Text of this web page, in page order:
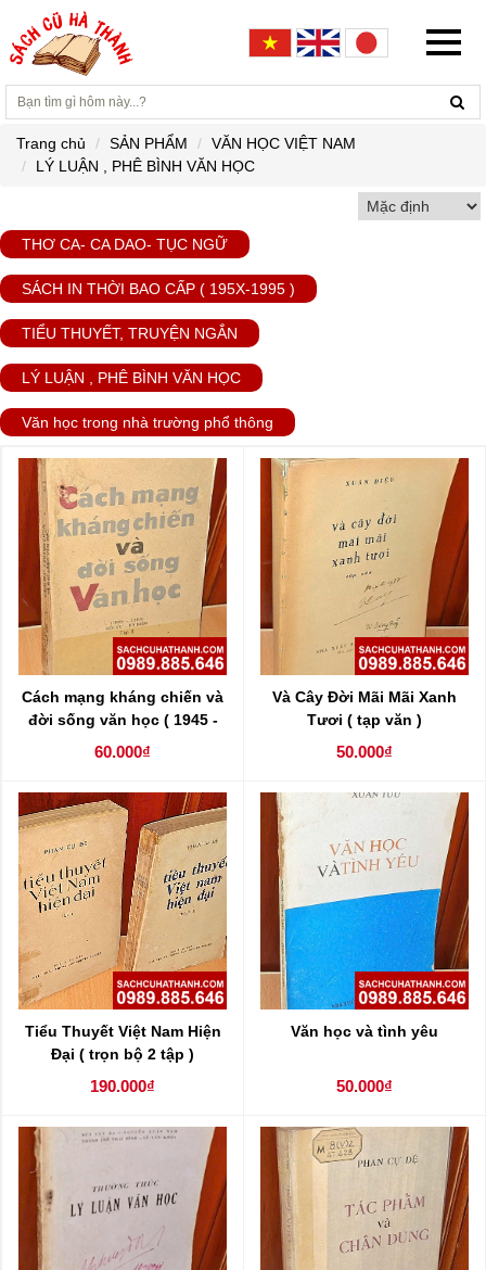
Trang chủ SẢN PHẨM
VĂN HỌC VIỆT NAM
LÝ LUẬN , PHÊ BÌNH VĂN HỌC
THƠ CA- CA DAO- TỤC NGỮ
SÁCH IN THỜI BAO CẤP ( 195X-1995 )
TIỂU THUYẾT, TRUYỆN NGẮN
LÝ LUẬN , PHÊ BÌNH VĂN HỌC
Văn học trong nhà trường phổ thông
Cách mạng kháng chiến và
đời sống văn học ( 1945 -
1954 ) ( tập 2 )
60.000₫
Và Cây Đời Mãi Mãi Xanh
Tươi ( tạp văn )
50.000₫
Tiểu Thuyết Việt Nam Hiện
Đại ( trọn bộ 2 tập )
190.000₫
Văn học và tình yêu
50.000₫